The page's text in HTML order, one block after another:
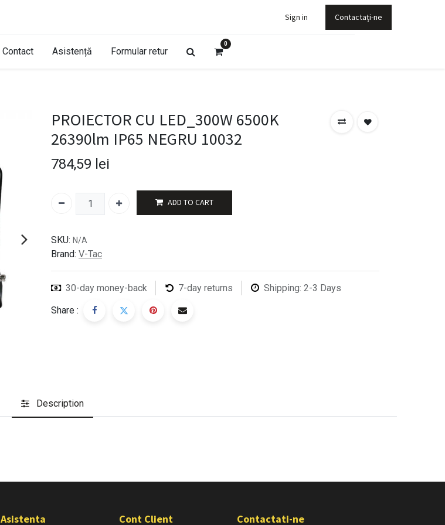
Sign in Contactați-ne
Contact Asistență Formular retur
0
PROIECTOR CU LED_300W 6500K
26390lm IP65 NEGRU 10032
784,59 lei
ADD TO CART
SKU: N/A
Brand: V-Tac
30-day money-back 7-day returns
Shipping: 2-3 Days
Share :
Description
Asistenta Cont Client Contactati-ne